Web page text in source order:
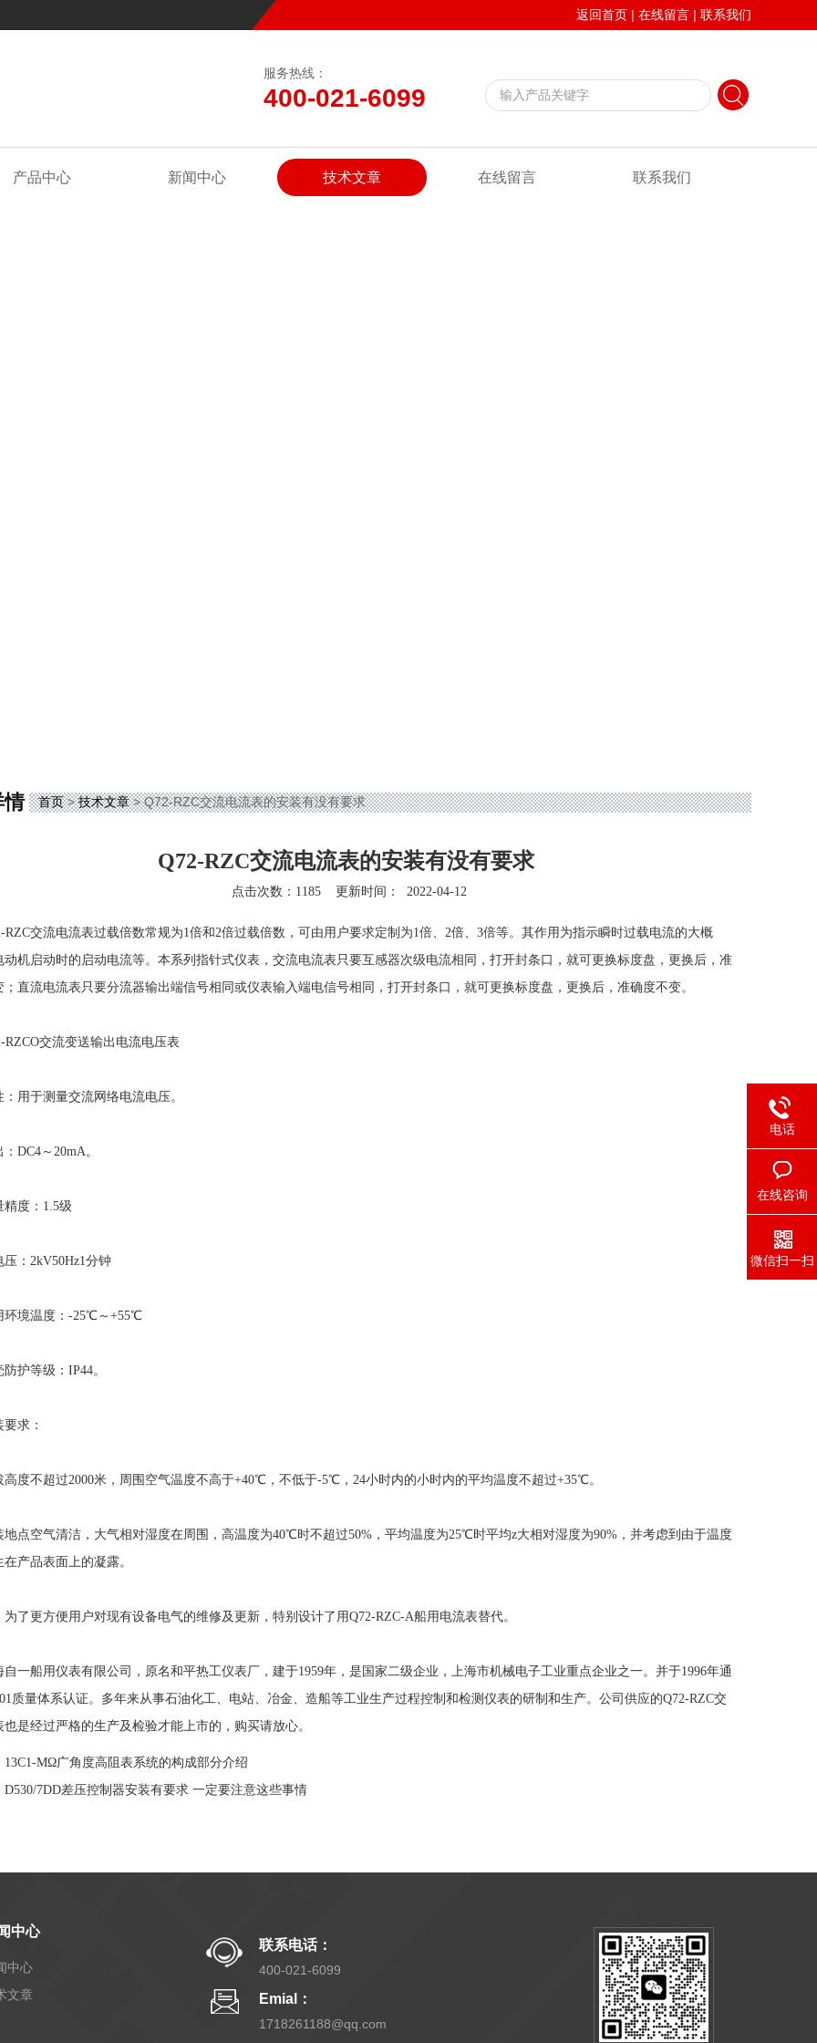
返回首页 | 在线留言 | 联系我们
服务热线：
400-021-6099
产品中心 新闻中心 技术文章 在线留言 联系我们
情 首页>技术文章> Q72-RZC交流电流表的安装有没有要求
Q72-RZC交流电流表的安装有没有要求
点击次数：1185 更新时间： 2022-04-12
RZC交流电流表过载倍数常规为1倍和2倍过载倍数，可由用户要求定制为1倍、2倍、3倍等。其作用为指示瞬时过载电流的大概
动机启动时的启动电流等。本系列指针式仪表，交流电流表只要互感器次级电流相同，打开封条口，就可更换标度盘，更换后，准
；直流电流表只要分流器输出端信号相同或仪表输入端电信号相同，打开封条口，就可更换标度盘，更换后，准确度不变。
交流变送输出电流电压表
于测量交流网络电流电压。
～20mA。
：1.5级
2kV50Hz1分钟
温度：-25℃～+55℃
等级：IP44。
求：
不超过2000米，周围空气温度不高于+40℃，不低于-5℃，24小时内的小时内的平均温度不超过+35℃。
空气清洁，大气相对湿度在周围，高温度为40℃时不超过50%，平均温度为25℃时平均z大相对湿度为90%，并考虑到由于温度
产品表面上的凝露。
更方便用户对现有设备电气的维修及更新，特别设计了用Q72-RZC-A船用电流表替代。
船用仪表有限公司，原名和平热工仪表厂，建于1959年，是国家二级企业，上海市机械电子工业重点企业之一。并于1996年通
质量体系认证。多年来从事石油化工、电站、冶金、造船等工业生产过程控制和检测仪表的研制和生产。公司供应的Q72-RZC交
也是经过严格的生产及检验才能上市的，购买请放心。
13C1-MΩ广角度高阻表系统的构成部分介绍
D530/7DD差压控制器安装有要求 一定要注意这些事情
中心
中心
文章
联系电话：
400-021-6099
Emial：
1718261188@qq.com
电话
在线咨询
微信扫一扫